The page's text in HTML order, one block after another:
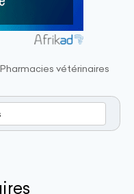
Pharmacies vétérinaires